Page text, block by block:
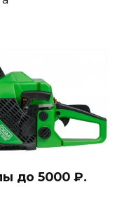
до 5000 ₽.